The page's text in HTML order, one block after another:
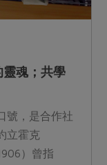
魂；共學
號，是合作社
立霍克
）曾指